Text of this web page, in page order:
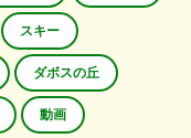
スキー
ダボスの丘
動画